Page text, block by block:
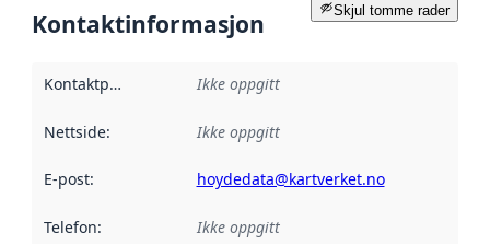
Skjul tomme rader
Kontaktinformasjon
Kontaktpunkt Ikke oppgitt
Nettside: Ikke oppgitt
E-post: hoydedata@kartverket.no
Telefon: Ikke oppgitt